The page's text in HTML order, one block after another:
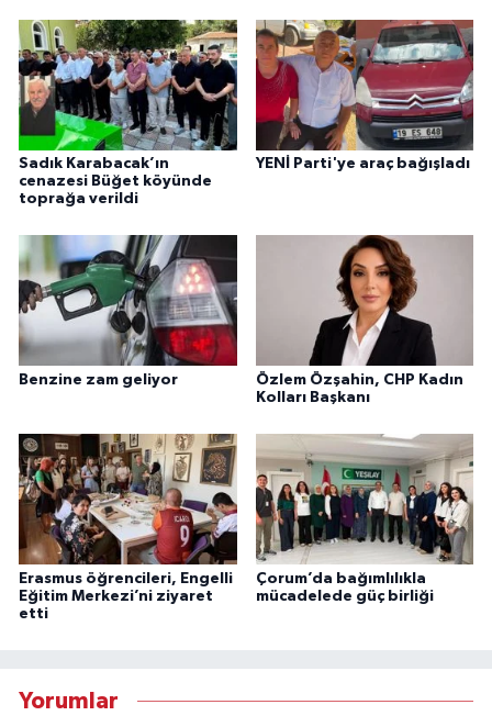
Sadık Karabacak’ın
cenazesi Büğet köyünde
toprağa verildi
YENİ Parti'ye araç bağışladı
Benzine zam geliyor
Özlem Özşahin, CHP Kadın
Kolları Başkanı
Erasmus öğrencileri, Engelli
Eğitim Merkezi’ni ziyaret
etti
Çorum’da bağımlılıkla
mücadelede güç birliği
Yorumlar